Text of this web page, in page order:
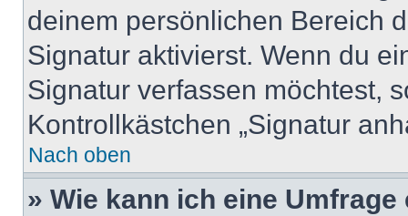
deinem persönlichen Bereich
Signatur aktivierst. Wenn du
Signatur verfassen möchtest,
Kontrollkästchen „Signatur
Nach oben
» Wie kann ich eine